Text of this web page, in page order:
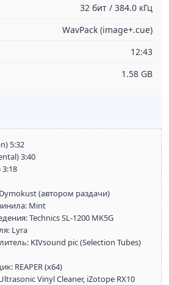
32 бит / 384.0 кГц
WavPack (image+.cue)
12:43
1.58 GB
5:32
3:40
(автором раздачи)
Mint
Technics SL-1200 MK5G
Lyra
KIVsound pic (Selection Tubes)
REAPER (x64)
Vinyl Cleaner, iZotope RX10